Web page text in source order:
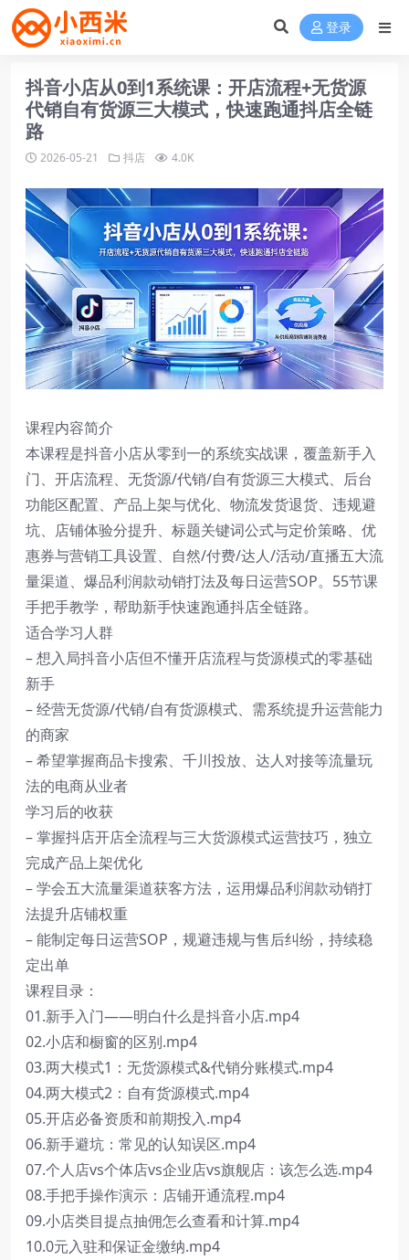
登录
抖音小店从0到1系统课：开店流程+无货源
代销自有货源三大模式，快速跑通抖店全链
路
2026-05-21 抖店 4.0K
课程内容简介
本课程是抖音小店从零到一的系统实战课，覆盖新手入
门、开店流程、无货源/代销/自有货源三大模式、后台
功能区配置、产品上架与优化、物流发货退货、违规避
坑、店铺体验分提升、标题关键词公式与定价策略、优
惠券与营销工具设置、自然/付费/达人/活动/直播五大流
量渠道、爆品利润款动销打法及每日运营SOP。55节课
手把手教学，帮助新手快速跑通抖店全链路。
适合学习人群
– 想入局抖音小店但不懂开店流程与货源模式的零基础
新手
– 经营无货源/代销/自有货源模式、需系统提升运营能力
的商家
– 希望掌握商品卡搜索、千川投放、达人对接等流量玩
法的电商从业者
学习后的收获
– 掌握抖店开店全流程与三大货源模式运营技巧，独立
完成产品上架优化
– 学会五大流量渠道获客方法，运用爆品利润款动销打
法提升店铺权重
– 能制定每日运营SOP，规避违规与售后纠纷，持续稳
定出单
课程目录：
01.新手入门——明白什么是抖音小店.mp4
02.小店和橱窗的区别.mp4
03.两大模式1：无货源模式&代销分账模式.mp4
04.两大模式2：自有货源模式.mp4
05.开店必备资质和前期投入.mp4
06.新手避坑：常见的认知误区.mp4
07.个人店vs个体店vs企业店vs旗舰店：该怎么选.mp4
08.手把手操作演示：店铺开通流程.mp4
09.小店类目提点抽佣怎么查看和计算.mp4
10.0元入驻和保证金缴纳.mp4